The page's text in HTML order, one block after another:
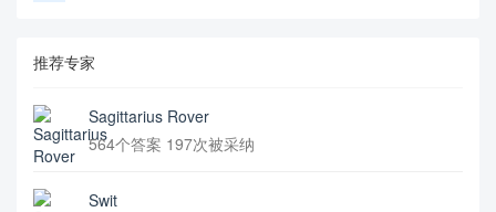
推荐专家
Sagittarius Rover
564个答案 197次被采纳
Swit